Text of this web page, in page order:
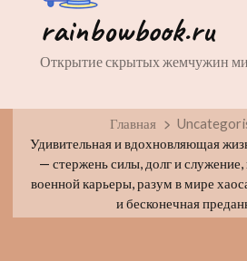
rainbowbook.ru
Открытие скрытых жемчужин
Главная
Удивительная и вдохновляющая
— стержень силы, долг и
военной карьеры, разум в мире
и бесконечная